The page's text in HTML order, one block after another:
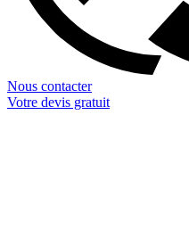
Nous contacter
Votre devis gratuit